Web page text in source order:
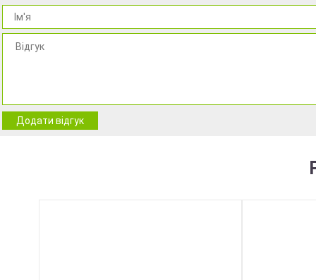
Додати відгук